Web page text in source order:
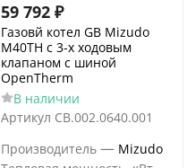
59 792 ₽
Газовй котел GB Mizudo
M40ТH c 3-х ходовым
клапаном с шиной
OpenTherm
В наличии
Артикул CB.002.0640.001
Производитель — Mizudo